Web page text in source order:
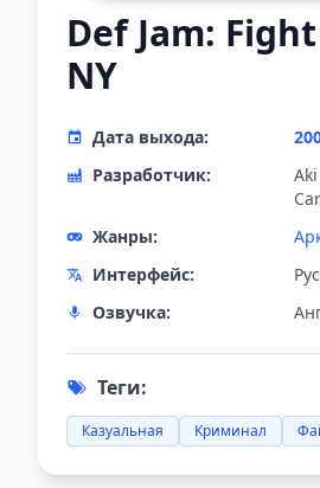
Def Jam:
NY
Дата выхода:
Разработчик:
Жанры:
Интерфейс:
Озвучка:
Теги:
Казуальная Криминал